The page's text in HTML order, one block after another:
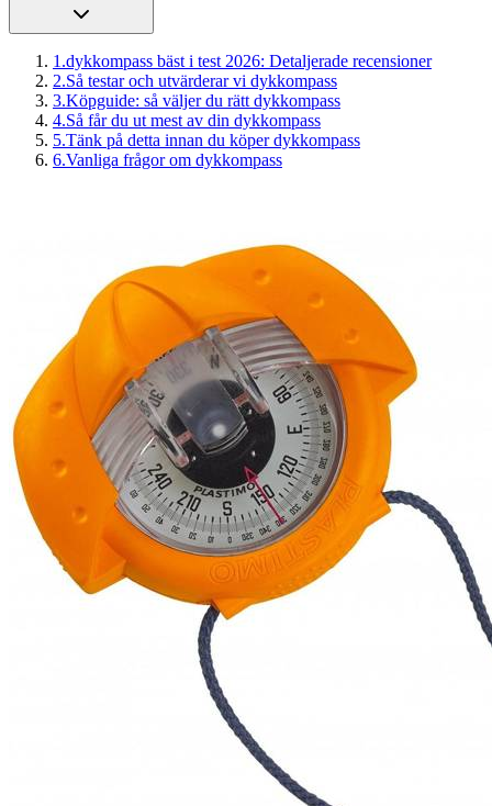
1 .dykkompass bäst i test 2026: Detaljerade recensioner
2.Så testar och utvärderar vi dykkompass
3.Köpguide: så väljer du rätt dykkompass
4.Så får du ut mest av din dykkompass
5.Tänk på detta innan du köper dykkompass
6.Vanliga frågor om dykkompass